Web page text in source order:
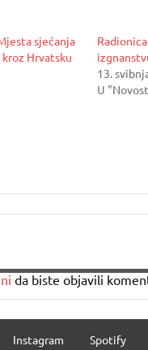
sjećanja
Hrvatsku
13.
U
da biste objavili
Instagram Spotify